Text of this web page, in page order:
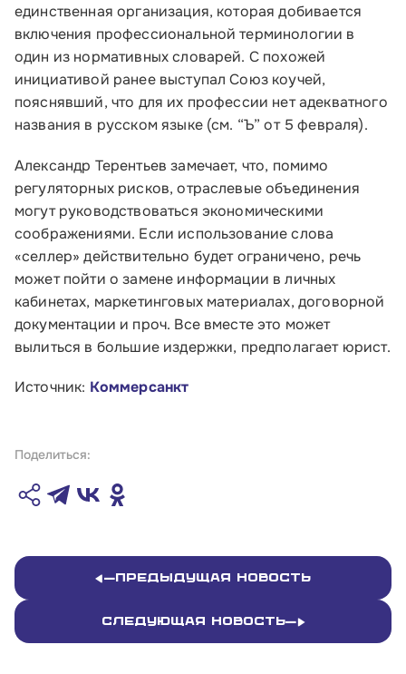
единственная организация, которая добивается
включения профессиональной терминологии в
один из нормативных словарей. С похожей
инициативой ранее выступал Союз коучей,
пояснявший, что для их профессии нет адекватного
названия в русском языке (см. “Ъ” от 5 февраля).
Александр Терентьев замечает, что, помимо
регуляторных рисков, отраслевые объединения
могут руководствоваться экономическими
соображениями. Если использование слова
«селлер» действительно будет ограничено, речь
может пойти о замене информации в личных
кабинетах, маркетинговых материалах, договорной
документации и проч. Все вместе это может
вылиться в большие издержки, предполагает юрист.
Источник: Коммерсанкт
Поделиться:
Предыдущая новость
Следующая новость